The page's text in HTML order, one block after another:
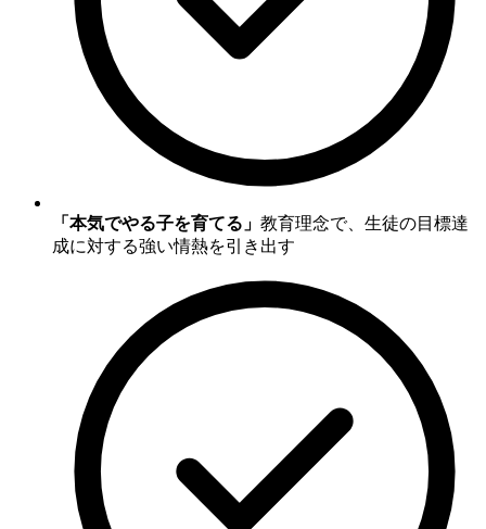
「本気でやる子を育てる」 教育理念で、生徒の目標達
成に対する強い情熱を引き出す